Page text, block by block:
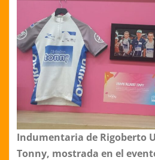
Indumentaria de Rigoberto
Tonny, mostrada en el